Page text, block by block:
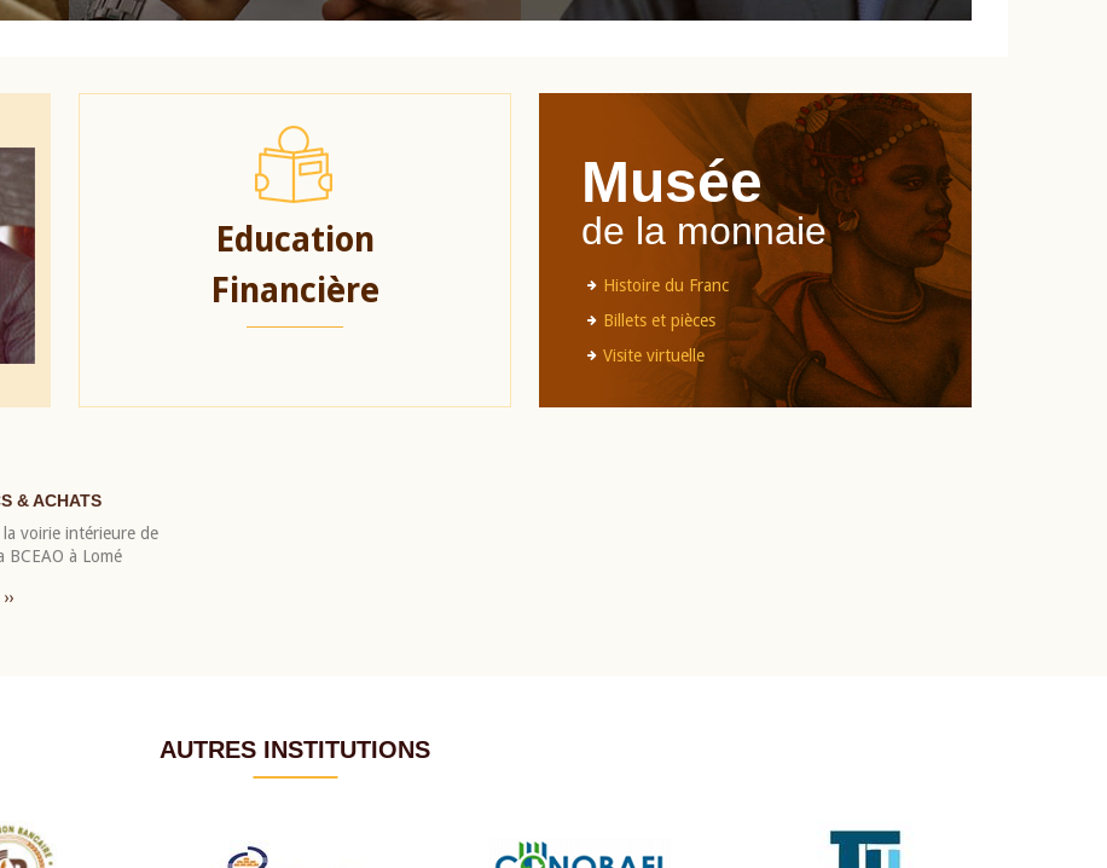
Education
Financière
Musée
de la monnaie
Histoire du Franc
Billets et pièces
Visite virtuelle
& ACHATS
voirie intérieure de
BCEAO à Lomé
AUTRES INSTITUTIONS